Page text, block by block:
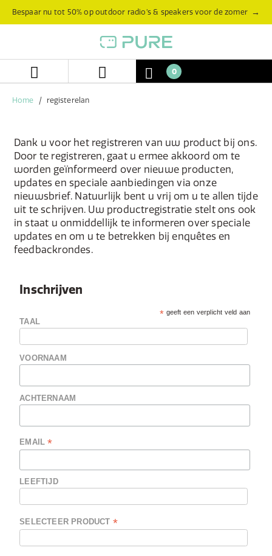
Bespaar nu tot 50% op outdoor radio’s & speakers voor de zomer →
0
Home registerelan
Dank u voor het registreren van uw product bij ons.
Door te registreren, gaat u ermee akkoord om te
worden geïnformeerd over nieuwe producten,
updates en speciale aanbiedingen via onze
nieuwsbrief. Natuurlijk bent u vrij om u te allen tijde
uit te schrijven. Uw productregistratie stelt ons ook
in staat u onmiddellijk te informeren over speciale
updates en om u te betrekken bij enquêtes en
feedbackrondes.
Inschrijven
* geeft een verplicht veld aan
TAAL
VOORNAAM
ACHTERNAAM
EMAIL*
LEEFTIJD
SELECTEER PRODUCT *